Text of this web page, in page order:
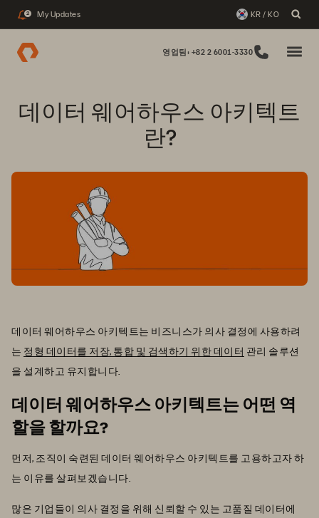
2 My Updates KR / KO
영업팀: +82 2 6001-3330
데이터 웨어하우스 아키텍트
란?
데이터 웨어하우스 아키텍트는 비즈니스가 의사 결정에 사용하려
는 정형 데이터를 저장, 통합 및 검색하기 위한 데이터 관리 솔루션
을 설계하고 유지합니다.
데이터 웨어하우스 아키텍트는 어떤 역
할을 할까요?
먼저, 조직이 숙련된 데이터 웨어하우스 아키텍트를 고용하고자 하
는 이유를 살펴보겠습니다.
많은 기업들이 의사 결정을 위해 신뢰할 수 있는 고품질 데이터에